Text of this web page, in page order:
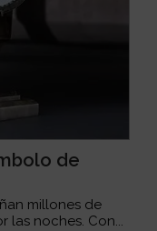
de
millones de
las noches. Con...